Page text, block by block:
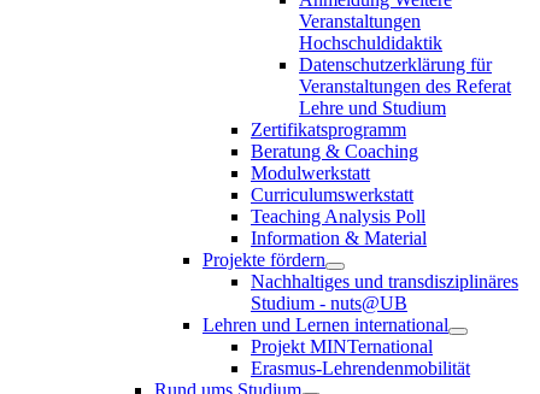
Veranstaltungen
Hochschuldidaktik
Datenschutzerklärung für
Veranstaltungen des Referat
Lehre und Studium
Zertifikatsprogramm
Beratung & Coaching
Modulwerkstatt
Curriculumswerkstatt
Teaching Analysis Poll
Information & Material
Projekte fördern
Nachhaltiges und transdisziplinäres
Studium - nuts@UB
Lehren und Lernen international
Projekt MINTernational
Erasmus-Lehrendenmobilität
Rund ums Studium